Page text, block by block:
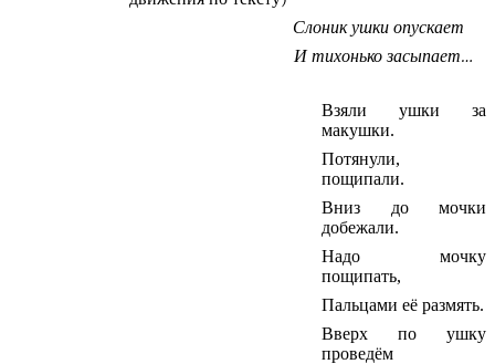
Слоник ушки опускает
И тихонько засыпает…
Взяли ушки за
макушки.
Потянули,
пощипали.
Вниз до мочки
добежали.
Надо мочку
пощипать,
Пальцами её размять.
Вверх по ушку
проведём